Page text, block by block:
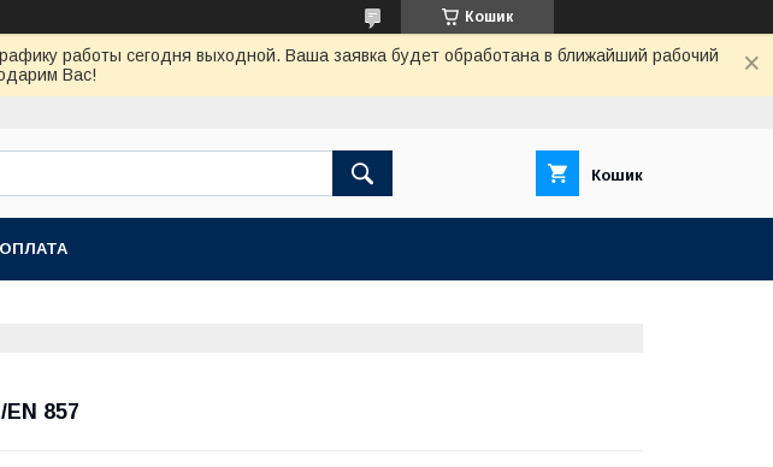
Кошик
работы сегодня выходной. Ваша заявка будет обработана в ближайший рабочий
Вас!
Кошик
EN 857